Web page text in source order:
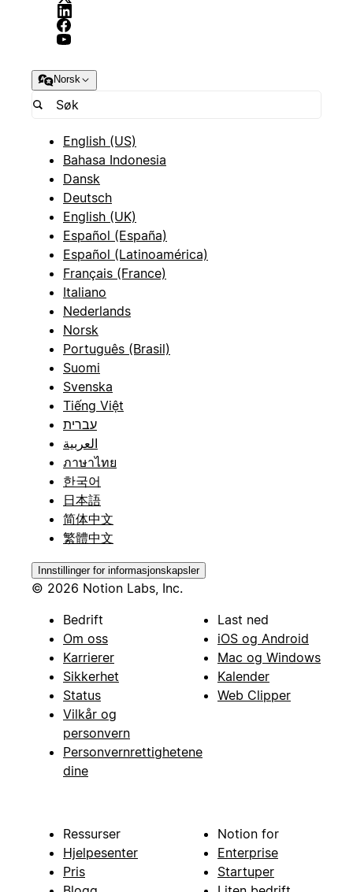
Norsk
English (US)
Bahasa Indonesia
Dansk
Deutsch
English (UK)
Español (España)
Español (Latinoamérica)
Français (France)
Italiano
Nederlands
Norsk
Português (Brasil)
Suomi
Svenska
Tiếng Việt
עברית
العربية
ภาษาไทย
한국어
日本語
简体中文
繁體中文
Innstillinger for informasjonskapsler
© 2026 Notion Labs, Inc.
Bedrift
Om oss
Karrierer
Sikkerhet
Status
Vilkår og
personvern
Personvernrettighetene
dine
Last ned
iOS og Android
Mac og Windows
Kalender
Web Clipper
Ressurser
Hjelpesenter
Pris
Notion for
Enterprise
Startuper